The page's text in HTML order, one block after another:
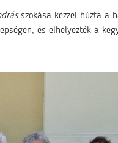
szokása kézzel húzta a
és elhelyezték a